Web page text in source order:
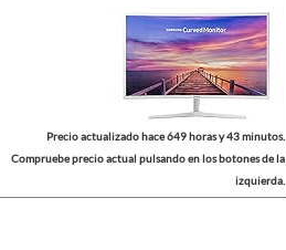
Precio actualizado hace 649 horas y 43 minutos.
Compruebe precio actual pulsando en los botones de la
izquierda.